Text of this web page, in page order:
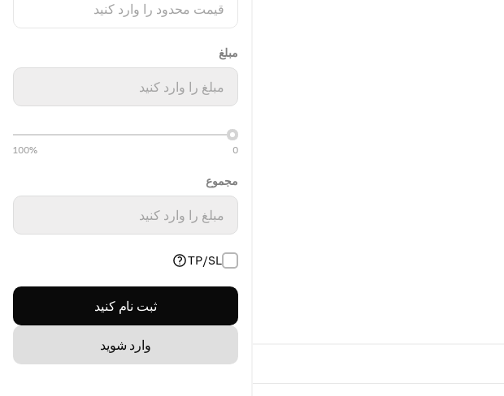
قیمت محدود را وارد کنید
مبلغ
مبلغ را وارد کنید
0
100%
مجموع
مبلغ را وارد کنید
TP/SL
ثبت نام کنید
وارد شوید